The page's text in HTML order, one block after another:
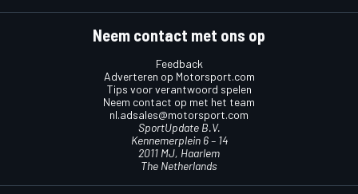
Neem contact met ons op
Feedback
Adverteren op Motorsport.com
Tips voor verantwoord spelen
Neem contact op met het team
nl.adsales@motorsport.com
SportUpdate B.V.
Kennemerplein 6 – 14
2011 MJ, Haarlem
The Netherlands